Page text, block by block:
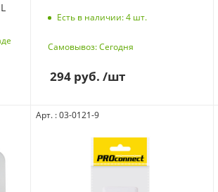
Есть в наличии: 4шт.
Самовывоз: Сегодня
294руб. /шт
Арт. : 03-0121-9